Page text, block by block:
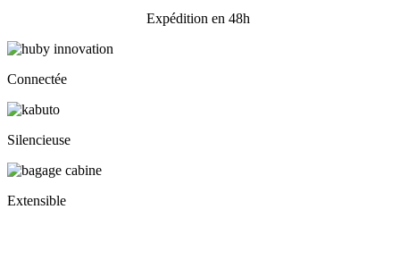
Expédition en 48h
Connectée
Silencieuse
Extensible